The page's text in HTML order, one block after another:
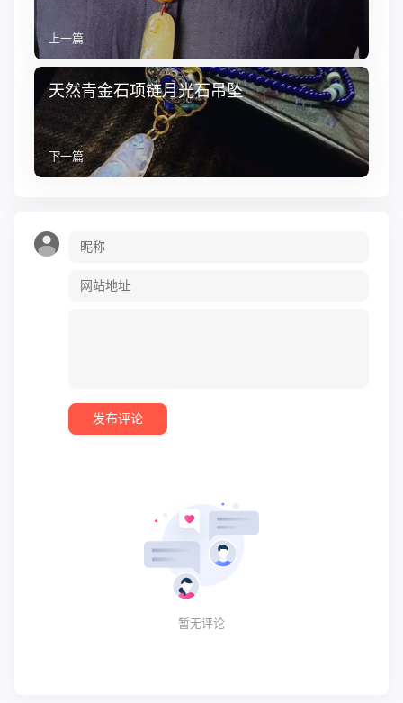
上一篇
天然青金石项链月光石吊坠
下一篇
暂无评论